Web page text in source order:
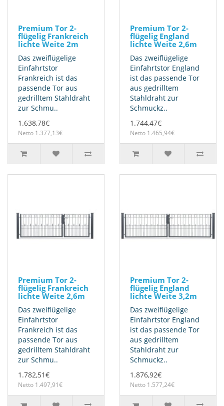
Premium Tor 2-
flügelig Frankreich
lichte Weite 2m
Das zweiflügelige
Einfahrtstor
Frankreich ist das
passende Tor aus
gedrilltem Stahldraht
zur Schmu..
1.638,78€
Netto 1.377,13€
Premium Tor 2-
flügelig England
lichte Weite 2,6m
Das zweiflügelige
Einfahrtstor England
ist das passende Tor
aus gedrilltem
Stahldraht zur
Schmuckz..
1.744,47€
Netto 1.465,94€
Premium Tor 2-
flügelig Frankreich
lichte Weite 2,6m
Das zweiflügelige
Einfahrtstor
Frankreich ist das
passende Tor aus
gedrilltem Stahldraht
zur Schmu..
1.782,51€
Netto 1.497,91€
Premium Tor 2-
flügelig England
lichte Weite 3,2m
Das zweiflügelige
Einfahrtstor England
ist das passende Tor
aus gedrilltem
Stahldraht zur
Schmuckz..
1.876,92€
Netto 1.577,24€